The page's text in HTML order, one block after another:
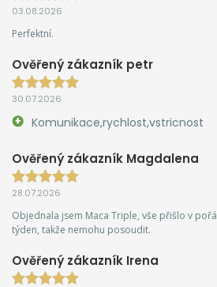
03.08.2026
Perfektní.
Ověřený zákazník petr
30.07.2026
Komunikace,rychlost,vstricnost
Ověřený zákazník Magdalena
28.07.2026
Objednala jsem Maca Triple, vše přišlo v
týden, takže nemohu posoudit.
Ověřený zákazník Irena